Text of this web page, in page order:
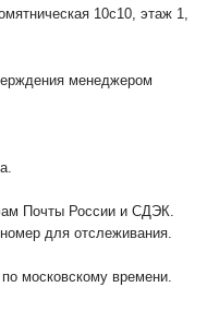
10с10, этаж 1,
менеджером
Почты России и СДЭК.
для отслеживания.
московскому времени.